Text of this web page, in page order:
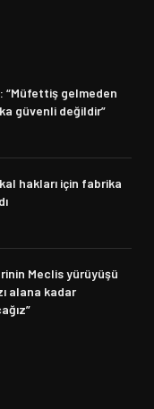
“Müfettiş gelmeden
güvenli değildir”
hakları için fabrika
Meclis yürüyüşü
alana kadar